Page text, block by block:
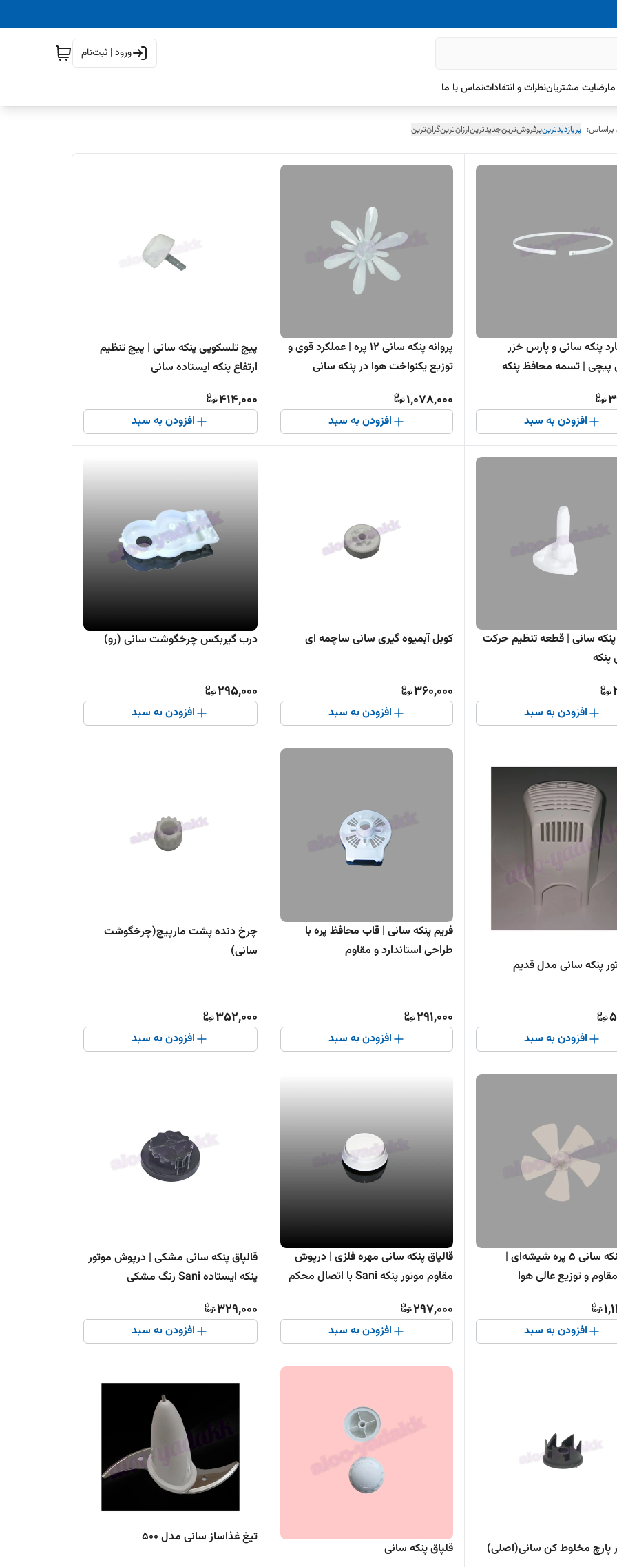
ورود | ثبت‌نام
رضایت مشتریاننظرات و انتقاداتتماس با ما
پربازدیدترینپرفروش‌ترینجدیدترینارزان‌ترینگران‌ترین
پنکه سانی و پارس خزر
| تسمه محافظ پنکه
افزودن به سبد
پروانه پنکه سانی 12 پره | عملکرد قوی و
توزیع یکنواخت هوا در پنکه سانی
1,078,000
افزودن به سبد
پیچ تلسکوپی پنکه سانی | پیچ تنظیم
ارتفاع پنکه ایستاده سانی
414,000
افزودن به سبد
سانی | قطعه تنظیم حرکت
افزودن به سبد
کوبل آبمیوه گیری سانی ساچمه ای
360,000
افزودن به سبد
درب گیربکس چرخگوشت سانی (رو)
295,000
افزودن به سبد
پنکه سانی مدل قدیم
افزودن به سبد
فریم پنکه سانی | قاب محافظ پره با
طراحی استاندارد و مقاوم
291,000
افزودن به سبد
چرخ دنده پشت مارپیچ(چرخگوشت
سانی)
352,000
افزودن به سبد
پروانه پنکه سانی ۵ پره شیشه‌ای |
و توزیع عالی هوا
افزودن به سبد
قالپاق پنکه سانی مهره فلزی | درپوش
مقاوم موتور پنکه Sani با اتصال محکم
297,000
افزودن به سبد
قالپاق پنکه سانی مشکی | درپوش موتور
پنکه ایستاده Sani رنگ مشکی
329,000
افزودن به سبد
پارچ مخلوط کن سانی(اصلی) قلپاق پنکه سانی
تیغ غذاساز سانی مدل ۵۰۰